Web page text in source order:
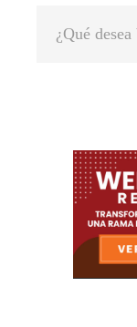
Sidebar
desea